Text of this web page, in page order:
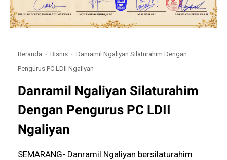
Beranda Bisnis
Danramil Ngaliyan Silaturahim Dengan
Pengurus PC LDII Ngaliyan
Danramil Ngaliyan Silaturahim
Dengan Pengurus PC LDII
Ngaliyan
SEMARANG- Danramil Ngaliyan bersilaturahim